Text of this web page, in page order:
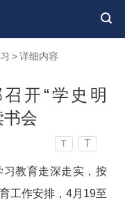
> 详细内容
开“学史明
书会
T T
教育走深走实，按
工作安排，4月19至